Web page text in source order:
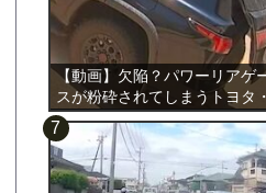
【動画】欠陥？パワーリアゲ
スが粉砕されてしまうトヨタ
ア。